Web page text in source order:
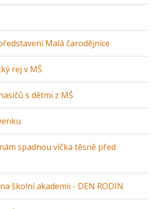
Malá čarodějnice
rej v MŠ
s dětmi z MŠ
spadnou víčka těsně před
školní akademii - DEN RODIN